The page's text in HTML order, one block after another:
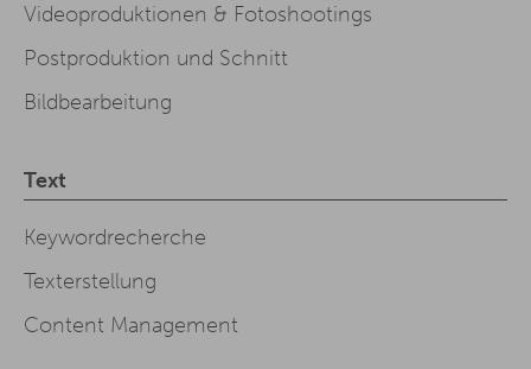
Videoproduktionen & Fotoshootings
Postproduktion und Schnitt
Bildbearbeitung
Text
Keywordrecherche
Texterstellung
Content Management